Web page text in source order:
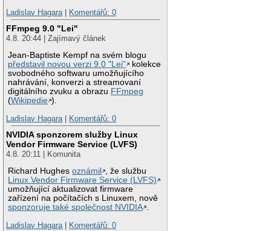
Ladislav Hagara| Komentářů: 0
FFmpeg 9.0 "Lei"
4.8. 20:44 | Zajímavý článek
Jean-Baptiste Kempf na svém blogu
představil novou verzi 9.0 "Lei"
kolekce
svobodného softwaru umožňujícího
nahrávání, konverzi a streamovaní
digitálního zvuku a obrazu FFmpeg
(Wikipedie ).
Ladislav Hagara| Komentářů: 0
NVIDIA sponzorem služby Linux
Vendor Firmware Service (LVFS)
4.8. 20:11 | Komunita
Richard Hughesoznámil
, že službu
Linux Vendor Firmware Service (LVFS)
umožňující aktualizovat firmware
zařízení na počítačích s Linuxem, nově
sponzoruje také společnost NVIDIA .
Ladislav Hagara| Komentářů: 0